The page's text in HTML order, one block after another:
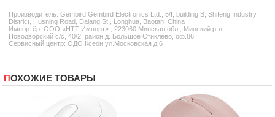
Производитель:Gembird Gembird Electronics Ltd., 5/f, building B, Shifeng Industry
District, Husning Road, Daiang St., Longhua, Baotan, China
Импортёр: ООО «НТТ Импорт» , 223060 Минская обл., Минский р-н,
Новодворский с/с, 40/2, район д. Большое Стиклево, оф.86
Сервисный центр: ОДО Ксеон ул.Московская д.6
ПОХОЖИЕ ТОВАРЫ